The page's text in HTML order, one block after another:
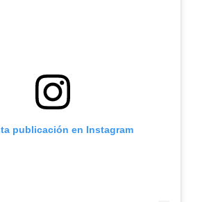
publicación en Instagram